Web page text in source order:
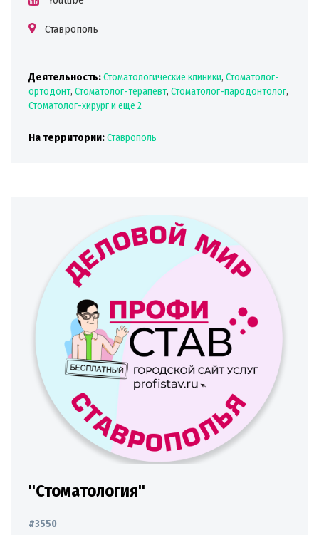
Ставрополь
Деятельность:Стоматологические клиники, Стоматолог-
ортодонт, Стоматолог-терапевт, Стоматолог-пародонтолог,
Стоматолог-хирурги еще 2
На территории:Ставрополь
"Стоматология"
#3550